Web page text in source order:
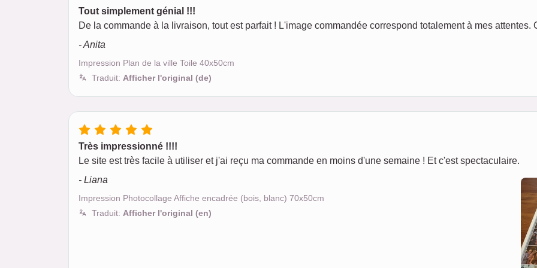
Tout simplement génial !!!
De la commande à la livraison, tout est parfait ! L'image commandée correspond totalement à mes attentes.
- Anita
Impression Plan de la ville Toile 40x50cm
Traduit: Afficher l'original (de)
Très impressionné !!!!
Le site est très facile à utiliser et j'ai reçu ma commande en moins d'une semaine ! Et c'est spectaculaire.
- Liana
Impression Photocollage Affiche encadrée (bois, blanc) 70x50cm
Traduit: Afficher l'original (en)